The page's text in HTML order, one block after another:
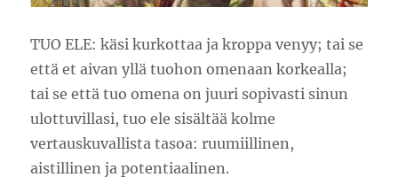
TUO ELE: käsi kurkottaa ja kroppa venyy; tai se
että et aivan yllä tuohon omenaan korkealla;
tai se että tuo omena on juuri sopivasti sinun
ulottuvillasi, tuo ele sisältää kolme
vertauskuvallista tasoa: ruumiillinen,
aistillinen ja potentiaalinen.